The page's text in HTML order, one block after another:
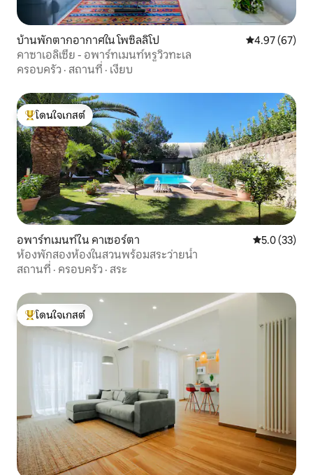
บ้านพักตากอากาศใน โพซิลลิโป คะแนนเฉลี่ย
4.97 (67)
คาซาเอลิเซีย - อพาร์ทเมนท์หรูวิวทะเล
ครอบครัว · สถานที่ · เงียบ
โดนใจเกสต์ที่สุด
โดนใจเกสต์
อพาร์ทเมนท์ใน คาเซอร์ตา คะแนนเฉลี่ย
5.0 (33)
ห้องพักสองห้องในสวนพร้อมสระว่ายน้ำ
สถานที่ · ครอบครัว · สระ
โดนใจเกสต์ที่สุด
โดนใจเกสต์